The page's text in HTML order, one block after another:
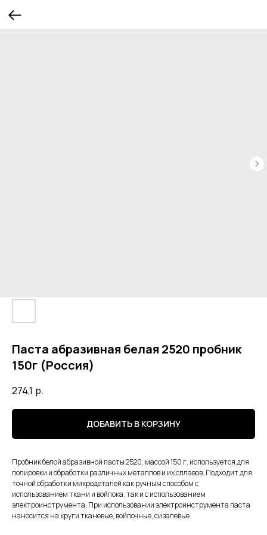
Паста абразивная белая 2520 пробник
150г (Россия)
274,1 р.
ДОБАВИТЬ В КОРЗИНУ
Пробник белой абразивной пасты 2520, массой 150 г, используется для
полировки и обработки различных металлов и их сплавов. Подходит для
точной обработки микродеталей как ручным способом с
использованием ткани и войлока, так и с использованием
электроинструмента. При использовании электроинструмента паста
наносится на круги тканевые, войлочные, сизалевые.